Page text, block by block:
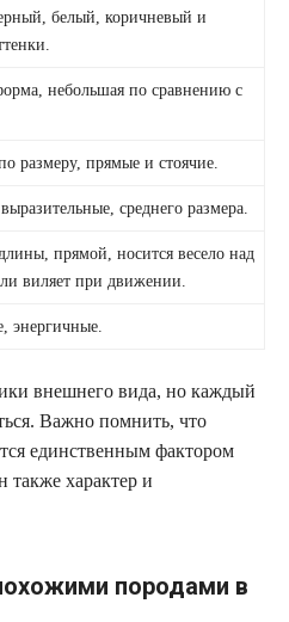
белый, коричневый и
небольшая по сравнению с
размеру, прямые и стоячие.
среднего размера.
прямой, носится весело над
виляет при движении.
энергичные.
внешнего вида, но каждый
Важно помнить, что
единственным фактором
характер и
породами в